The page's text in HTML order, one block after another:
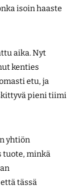
isoin haaste
aika. Nyt
kenties
etu, ja
pieni tiimi
yhtiön
tuote, minkä
tässä